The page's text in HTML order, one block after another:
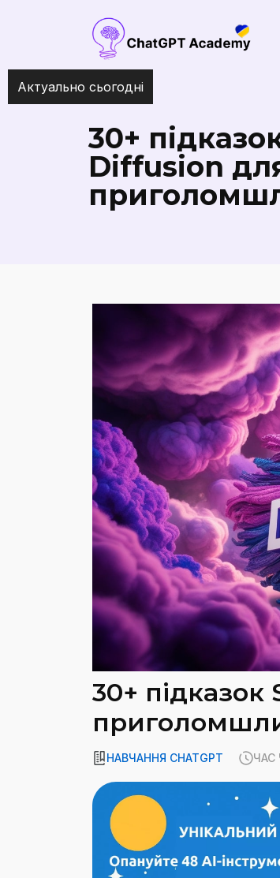
Актуально сьогодні
30+
Diffusion
30+
НАВЧАННЯ CHATGPT ЧАС